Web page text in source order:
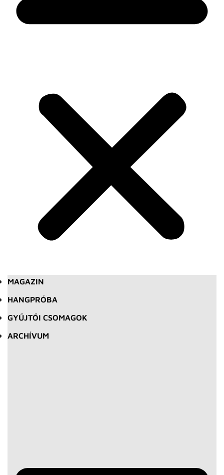
MAGAZIN
HANGPRÓBA
GYŰJTŐI CSOMAGOK
ARCHÍVUM